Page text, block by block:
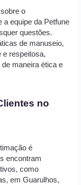
o
a equipe da Petfune
questões.
de manuseio,
e respeitosa,
maneira ética e
no
é
encontram
como
em Guarulhos,